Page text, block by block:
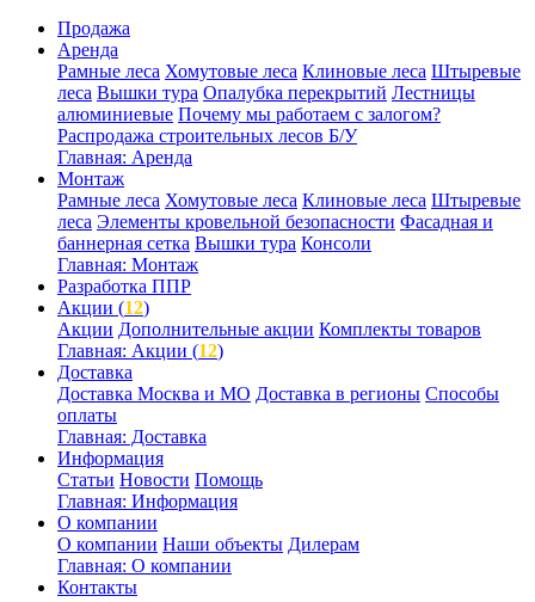
Продажа
Аренда
Рамные леса Хомутовые леса Клиновые леса Штыревые
леса Вышки тура Опалубка перекрытий Лестницы
алюминиевые Почему мы работаем с залогом?
Распродажа строительных лесов Б/У
Главная: Аренда
Монтаж
Рамные леса Хомутовые леса Клиновые леса Штыревые
леса Элементы кровельной безопасности Фасадная и
баннерная сетка Вышки тура Консоли
Главная: Монтаж
Разработка ППР
Акции (12)
Акции Дополнительные акции Комплекты товаров
Главная: Акции (12)
Доставка
Доставка Москва и МО Доставка в регионы Способы
оплаты
Главная: Доставка
Информация
Статьи Новости Помощь
Главная: Информация
О компании
О компании Наши объекты Дилерам
Главная: О компании
Контакты